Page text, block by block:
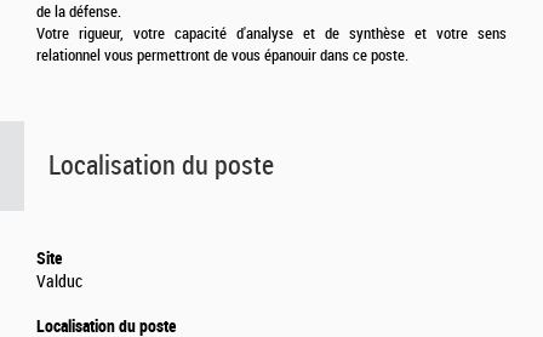
de la défense.
Votre rigueur, votre capacité d'analyse et de synthèse et votre sens
relationnel vous permettront de vous épanouir dans ce poste.
Localisation du poste
Site
Valduc
Localisation du poste